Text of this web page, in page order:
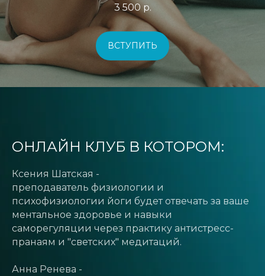
3 500 р.
ВСТУПИТЬ
ОНЛАЙН КЛУБ В КОТОРОМ:
Ксения Шатская -
преподаватель физиологии и
психофизиологии йоги будет отвечать за ваше
ментальное здоровье и навыки
саморегуляции через практику антистресс-
пранаям и "светских" медитаций.
Анна Ренева -